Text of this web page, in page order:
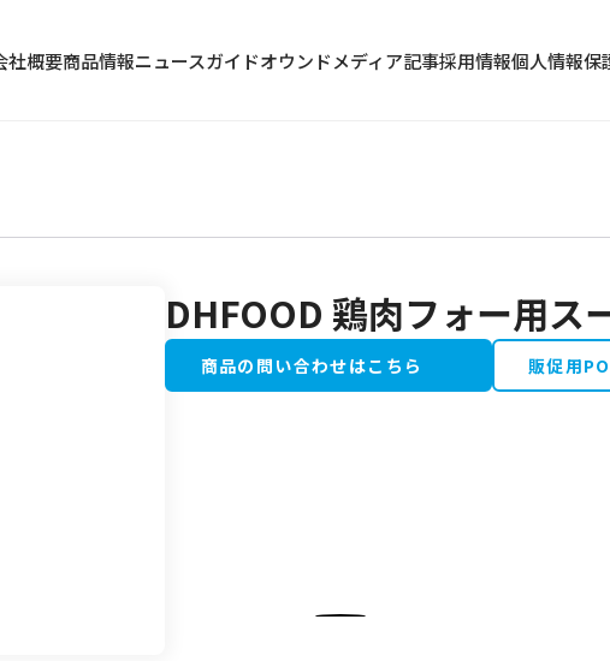
社概要商品情報ニュースガイドオウンドメディア記事採用情報個人情報保
冷蔵食品
水産加工品
DHFOOD 鶏肉フォー用ス
商品の問い合わせはこちら 販促用